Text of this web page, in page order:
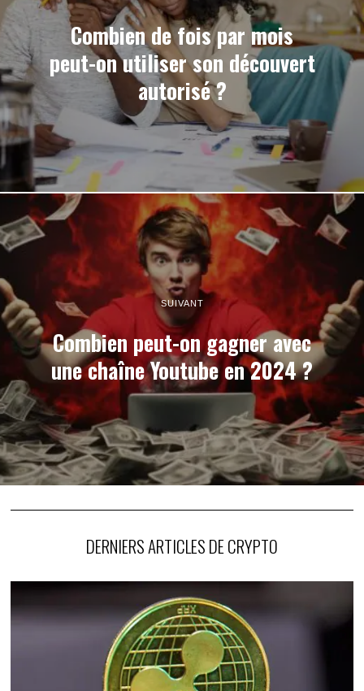
Combien de fois par mois
peut-on utiliser son découvert
autorisé ?
SUIVANT
Combien peut-on gagner avec
une chaîne Youtube en 2024 ?
DERNIERS ARTICLES DE CRYPTO